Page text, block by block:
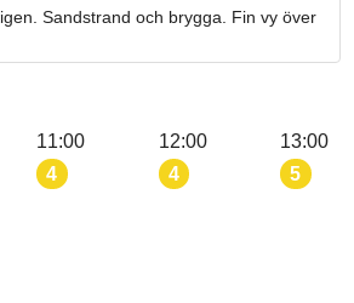
Sandstrand och brygga. Fin vy över
11:00
4
12:00
4
13:00
5